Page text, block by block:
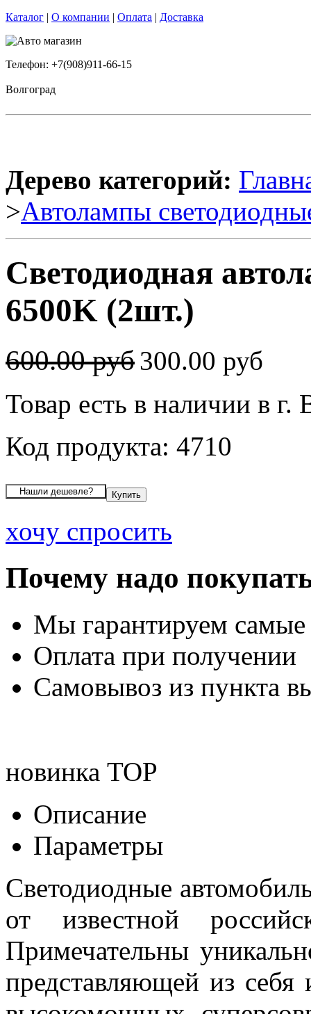
Каталог | О компании | Оплата | Доставка
Телефон: +7(908)911-66-15
Волгоград
Дерево категорий:
>Автолампы
Светодиодная
6500K (2шт.)
600.00 руб300.00 руб
Товар есть в наличии в г.
Код продукта: 4710
хочу спросить
Почему надо
Мы гарантируем
Оплата при получении
Самовывоз из пункта
новинка TOP
Описание
Параметры
Светодиодные
от известной
Примечательны
представляющей из себя